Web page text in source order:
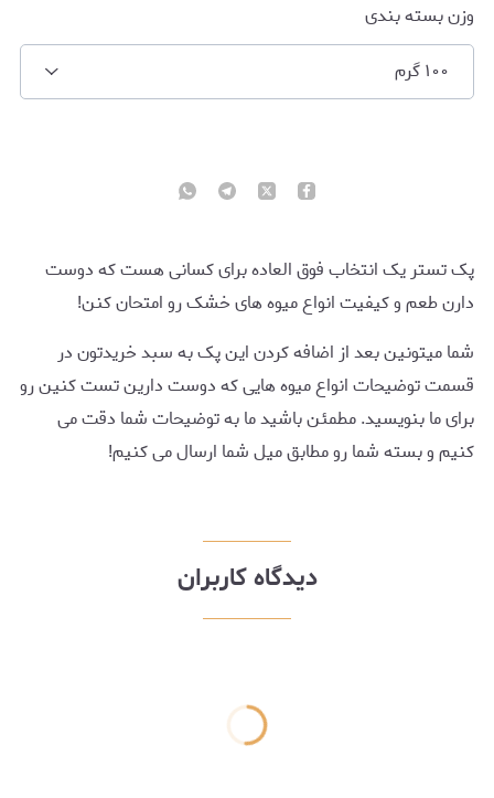
وزن بسته بندی
۱۰۰ گرم
پک تستر یک انتخاب فوق العاده برای کسانی هست که دوست
دارن طعم و کیفیت انواع میوه های خشک رو امتحان کنن!
شما میتونین بعد از اضافه کردن این پک به سبد خریدتون در
قسمت توضیحات انواع میوه هایی که دوست دارین تست کنین رو
برای ما بنویسید. مطمئن باشید ما به توضیحات شما دقت می
کنیم و بسته شما رو مطابق میل شما ارسال می کنیم!
دیدگاه کاربران